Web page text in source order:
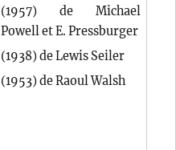
(1957) de Michael
Powell et E. Pressburger
(1938) de Lewis Seiler
(1953) de Raoul Walsh